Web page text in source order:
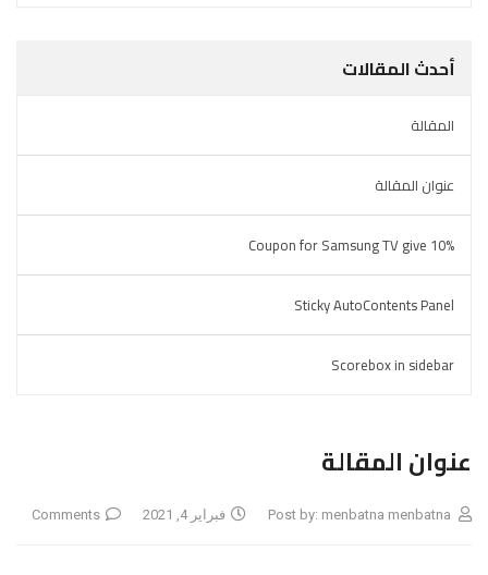
أحدث المقالات
المقالة
عنوان المقالة
Coupon for Samsung TV give 10%
Sticky AutoContents Panel
Scorebox in sidebar
عنوان المقالة
Post by: menbatna menbatna فبراير 4, 2021 Comments